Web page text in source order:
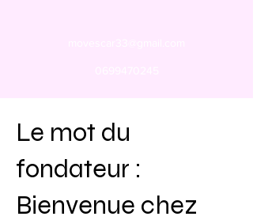
Le mot du
fondateur :
Bienvenue chez